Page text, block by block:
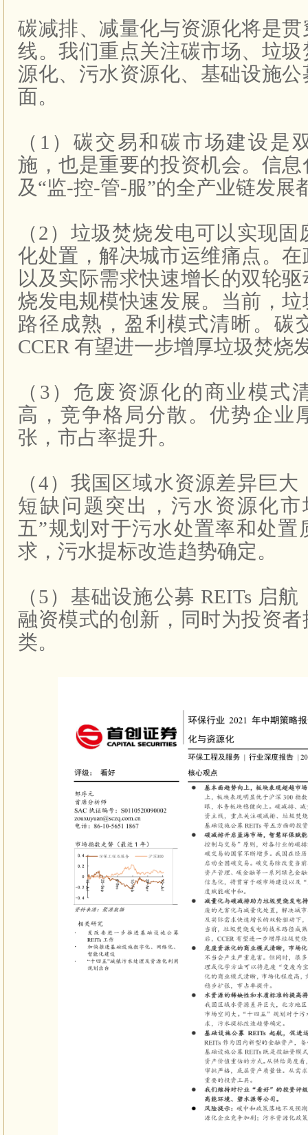
碳减排、减量化与资源化将是
线。我们重点关注碳市场、垃
源化、污水资源化、基础设施公
面。
（ 1 ）碳交易和碳市场建设是
施，也是重要的投资机会。信
及“监-控-管-服”的全产业链发展
（2 ）垃圾焚烧发电可以实现固
化处置，解决城市运维痛点。
以及实际需求快速增长的双轮
烧发电规模快速发展。当前，
路径成熟，盈利模式清晰。碳
CCER 有望进一步增厚垃圾焚烧
（ 3 ）危废资源化的商业模式
高，竞争格局分散。优势企业
张，市占率提升。
（4）我国区域水资源差异巨大
短缺问题突出，污水资源化
五”规划对于污水处置率和处置
求，污水提标改造趋势确定。
（5）基础设施公募 REITs 启航
融资模式的创新，同时为投资
类。